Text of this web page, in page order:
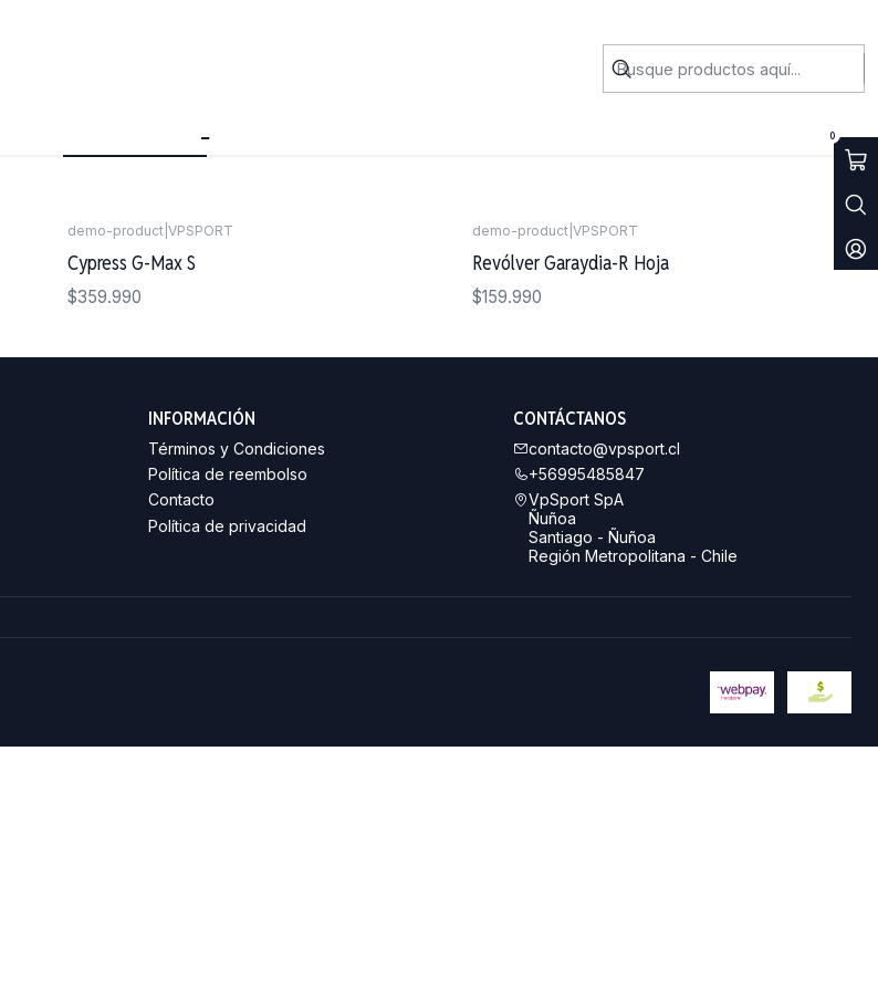
0
demo-product| VPSPORT
Cypress G-Max S
$359.990
demo-product |VPSPORT
Revólver Garaydia-R Hoja
$159.990
INFORMACIÓN
Términos y Condiciones
Política de reembolso
Contacto
Política de privacidad
CONTÁCTANOS
contacto@vpsport.cl
+56995485847
VpSport SpA
Ñuñoa
Santiago - Ñuñoa
Región Metropolitana - Chile